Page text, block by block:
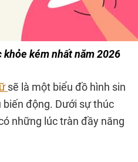
kém nhất năm 2026
sẽ là một biểu đồ hình sin
động. Dưới sự thúc
những lúc tràn đầy năng